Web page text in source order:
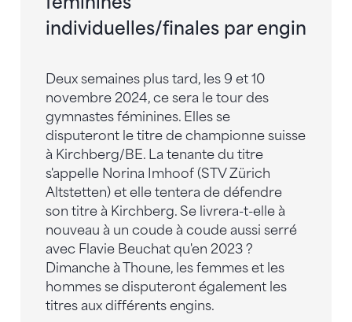
individuelles/finales par engin
Deux semaines plus tard, les 9 et 10
novembre 2024, ce sera le tour des
gymnastes féminines. Elles se
disputeront le titre de championne suisse
à Kirchberg/BE. La tenante du titre
s'appelle Norina Imhoof (STV Zürich
Altstetten) et elle tentera de défendre
son titre à Kirchberg. Se livrera-t-elle à
nouveau à un coude à coude aussi serré
avec Flavie Beuchat qu'en 2023 ?
Dimanche à Thoune, les femmes et les
hommes se disputeront également les
titres aux différents engins.